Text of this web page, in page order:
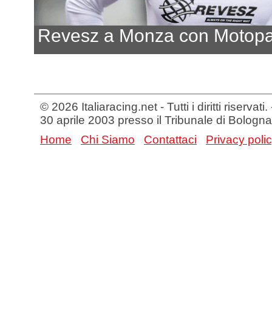
Revesz a Monza con
© 2026 Italiaracing.net - Tutti i diritti
30 aprile 2003 presso il Tribunale di Bologna
Home
Chi Siamo Contattaci Privacy